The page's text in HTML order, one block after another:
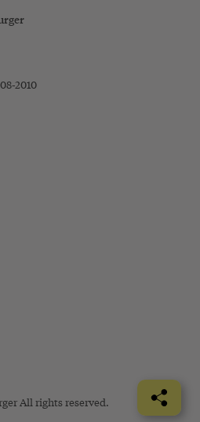
2010
All rights reserved.